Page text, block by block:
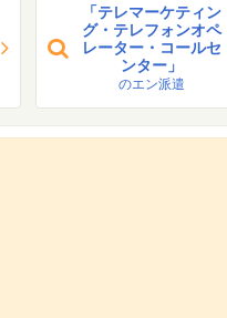
「テレマーケティン
グ・テレフォンオペ
レーター・コールセ
ンター」
のエン派遣